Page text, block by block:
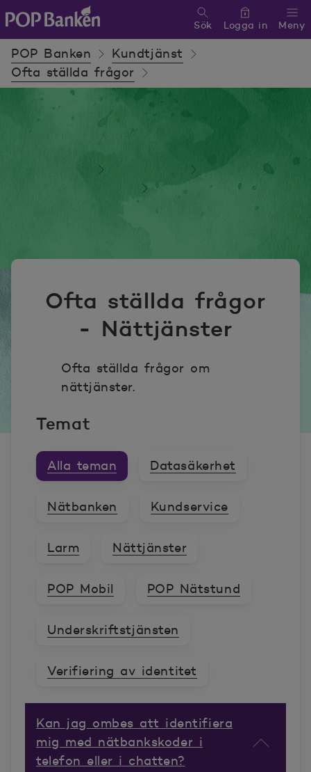
POP banken, till hemsidan
Meny
Sök Logga in
POP Banken
Kundtjänst
Ofta ställda frågor
Ofta ställda frågor
- Nättjänster
Ofta ställda frågor om
nättjänster.
Temat
Alla teman Datasäkerhet
Nätbanken Kundservice
Larm Nättjänster
POP Mobil POP Nätstund
Underskriftstjänsten
Verifiering av identitet
Kan jag ombes att identifiera
mig med nätbankskoder i
telefon eller i chatten?